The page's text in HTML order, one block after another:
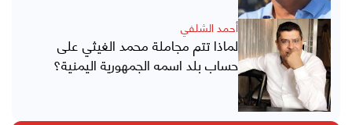
أحمد الشلفي
لماذا تتم مجاملة محمد الغيثي على
حساب بلد اسمه الجمهورية اليمنية؟